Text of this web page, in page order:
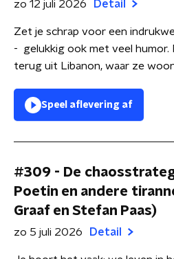
zo 12 juli 2026 Detail
Zet je schrap voor een
- gelukkig ook met veel humor.
terug uit Libanon, waar ze
Speel aflevering af
#309 - De
Poetin en andere
Graaf en Stefan Paas)
zo 5 juli 2026 Detail